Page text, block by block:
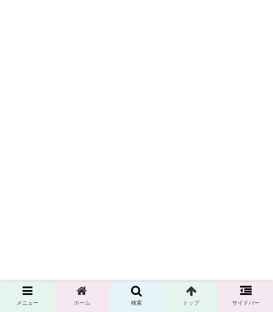
メニュー ホーム 検索 トップ サイドバー